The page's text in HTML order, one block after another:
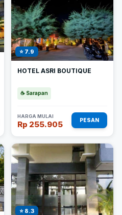
⭐ 7.9
HOTEL ASRI BOUTIQUE
☕ Sarapan
HARGA MULAI
Rp 255.905 PESAN
⭐ 8.3